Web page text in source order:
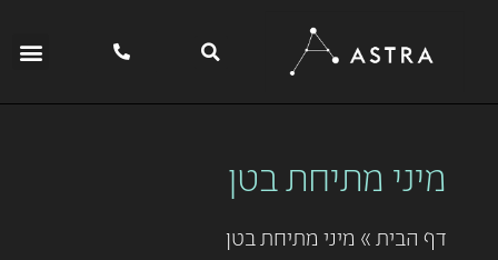
מיני מתיחת בטן
דף הבית » מיני מתיחת בטן